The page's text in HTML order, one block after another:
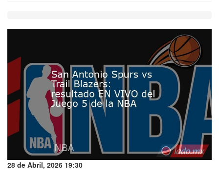
28 de Abril, 2026 19:30